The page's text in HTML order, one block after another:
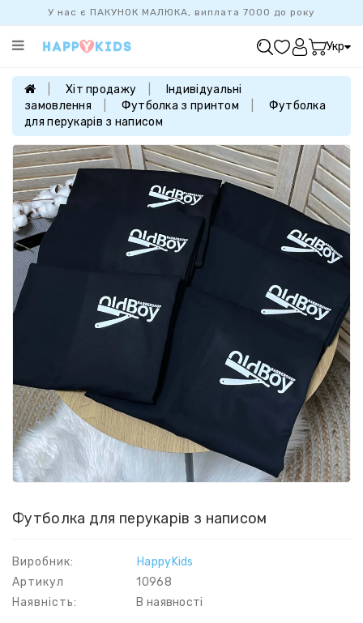
У нас є ПАКУНОК МАЛЮКА, виплата 7000 до року
Категорії
ПРОДАЖУ
БАЗОВА
КОЛЕКЦІЯ
ДІВЧАТКАМ
ХЛОПЧИКАМ
НОВОНАРОДЖЕНИМ
FAMILYLOOK
Укр
Хіт продажу
Індивідуальні
замовлення
Футболка з принтом
Футболка
для перукарів з написом
Футболка для перукарів з написом
Виробник:
HappyKids
Артикул
10968
Наявність:
В наявності